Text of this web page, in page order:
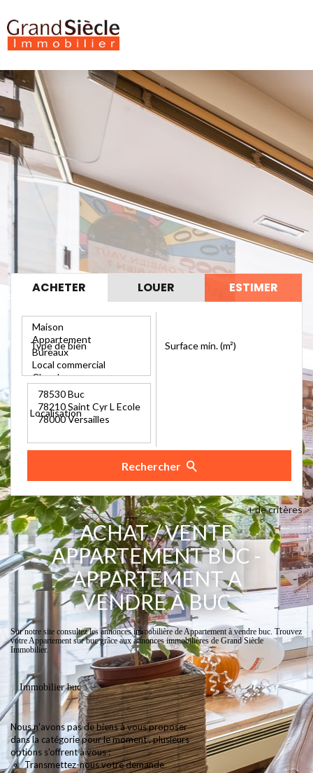
ACHETER LOUER ESTIMER
Type de bien Surface min. (m²)
Localisation
Rechercher
+de critères
ACHAT / VENTE
APPARTEMENT BUC -
APPARTEMENT A
VENDRE À BUC
Sur notre site consultez les annonces immobilière de Appartement à vendre buc. Trouvez
votre Appartement sur buc grâce aux annonces immobilières de Grand Siècle
Immobilier.
Immobilier buc
Nous n'avons pas de biens à vous proposer
dans la catégorie pour le moment , plusieurs
options s'offrent à vous :
Transmettez-nous votre demande